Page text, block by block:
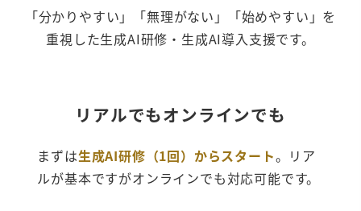
「分かりやすい」「無理がない」「始めやすい」を
重視した生成AI研修・生成AI導入支援です。
リアルでもオンラインでも
まずは生成AI研修（1回）からスタート。リア
ルが基本ですがオンラインでも対応可能です。